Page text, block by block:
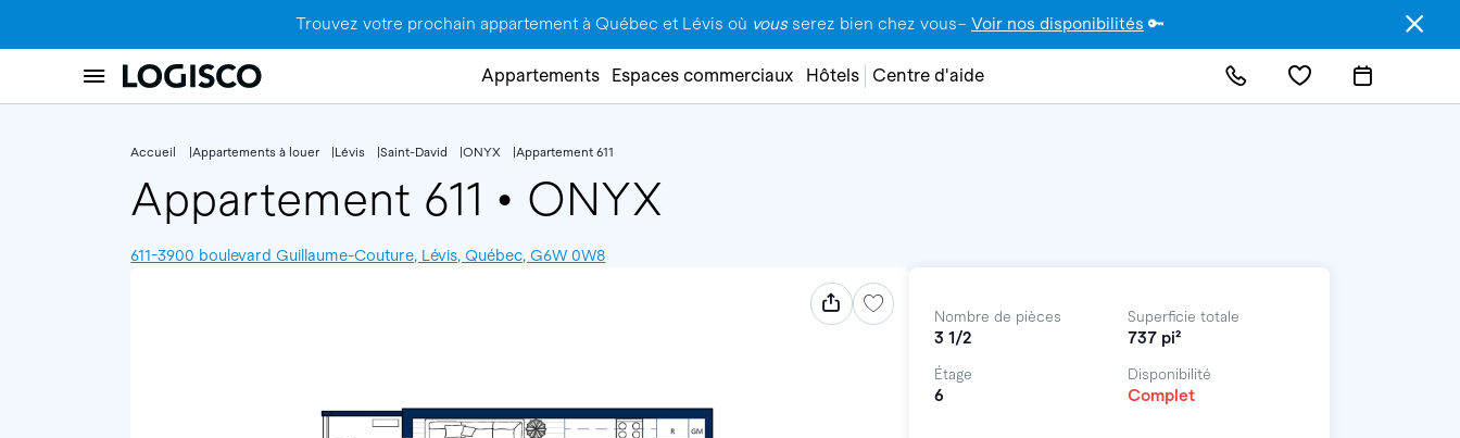
Trouvez votre prochain appartement à Québec et Lévis où vous serez bien chez vous– Voir nos disponibilités 🔑
Appartements Espaces commerciaux Hôtels Centre d'aide
Accueil Appartements à louer Lévis Saint-David ONYX Appartement 611
Appartement 611 • ONYX
611-3900 boulevard Guillaume-Couture, Lévis, Québec, G6W 0W8
Nombre de pièces
3 1/2
Superficie totale
737 pi²
Étage
6
Disponibilité
Complet